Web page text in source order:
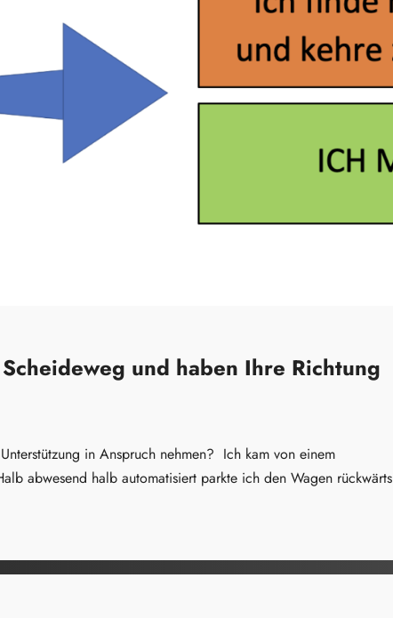
und haben Ihre Richtung
in Anspruch nehmen? Ich kam von einem
abwesend halb automatisiert parkte ich den Wagen rückwärts